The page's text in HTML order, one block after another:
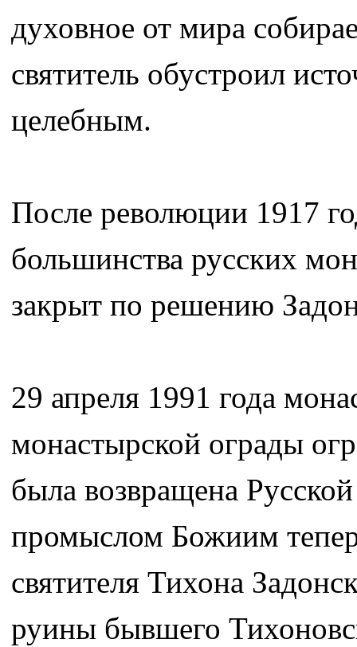
духовное от мира
святитель обустроил
целебным.
После революции 1917
большинства русских
закрыт по решению
29 апреля 1991 года
монастырской ограды
была возвращена
промыслом Божиим
святителя Тихона
руины бывшего